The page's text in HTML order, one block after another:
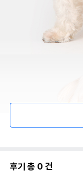
후기 총 0 건